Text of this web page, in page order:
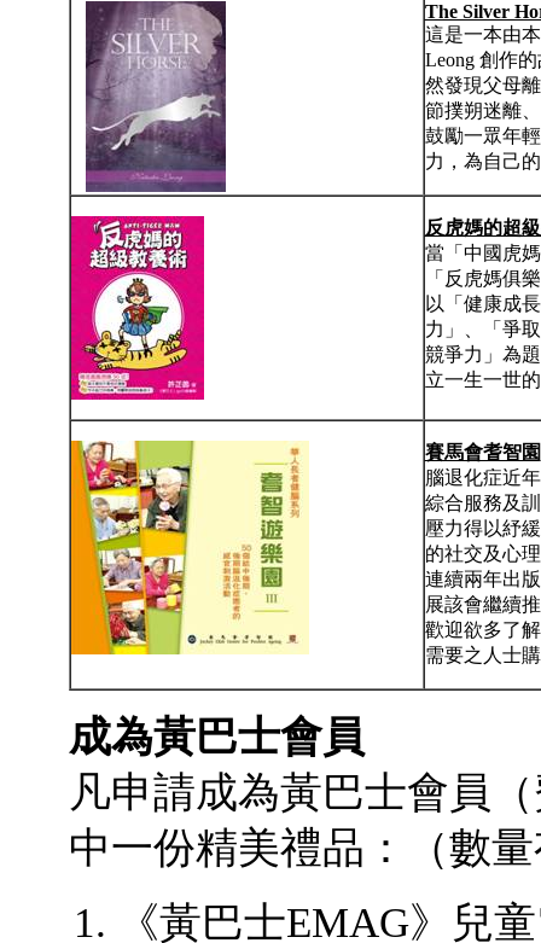
The Silver
這是一本由
Leong 創作
然發現父母
節撲朔迷離
鼓勵一眾年
力，為自己
反虎媽的超
當「中國虎
「反虎媽俱
以「健康成
力」、「爭
競爭力」為
立一生一世
賽馬會耆智園
腦退化症近
綜合服務及
壓力得以紓
的社交及心
連續兩年出
展該會繼續
歡迎欲多了
需要之人士
成為黃巴士會員
凡申請成為黃巴士會員
中一份精美禮品：（數
《黃巴士EMAG